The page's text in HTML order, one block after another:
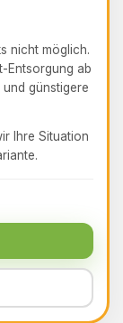
nicht möglich.
Entsorgung ab
günstigere
Ihre Situation